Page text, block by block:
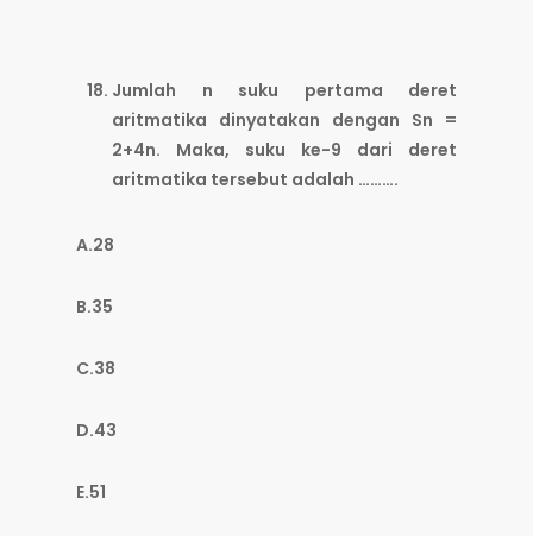
Jumlah n suku pertama deret
aritmatika dinyatakan dengan Sn =
2+4n. Maka, suku ke-9 dari deret
aritmatika tersebut adalah ……….
A.28
B.35
C.38
D.43
E.51